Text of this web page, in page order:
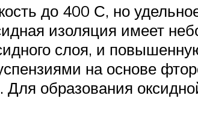
до 400 С, но
изоляция имеет
слоя, и
на основе
образования